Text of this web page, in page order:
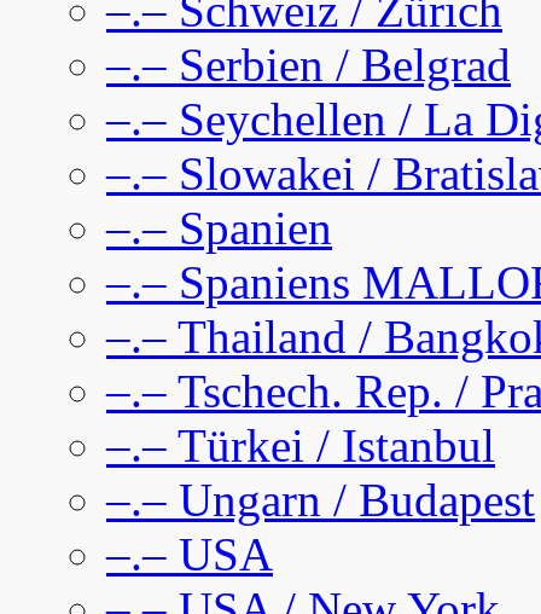
–.– Serbien / Belgrad
–.– Seychellen / La
–.– Slowakei /
–.– Spanien
–.– Spaniens
–.– Thailand /
–.– Tschech. Rep. /
–.– Türkei / Istanbul
–.– Ungarn / Budapest
–.– USA